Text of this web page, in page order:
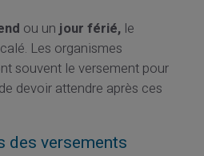
ou unjour férié,le
Les organismes
souvent le versement pour
devoir attendre après ces
des versements